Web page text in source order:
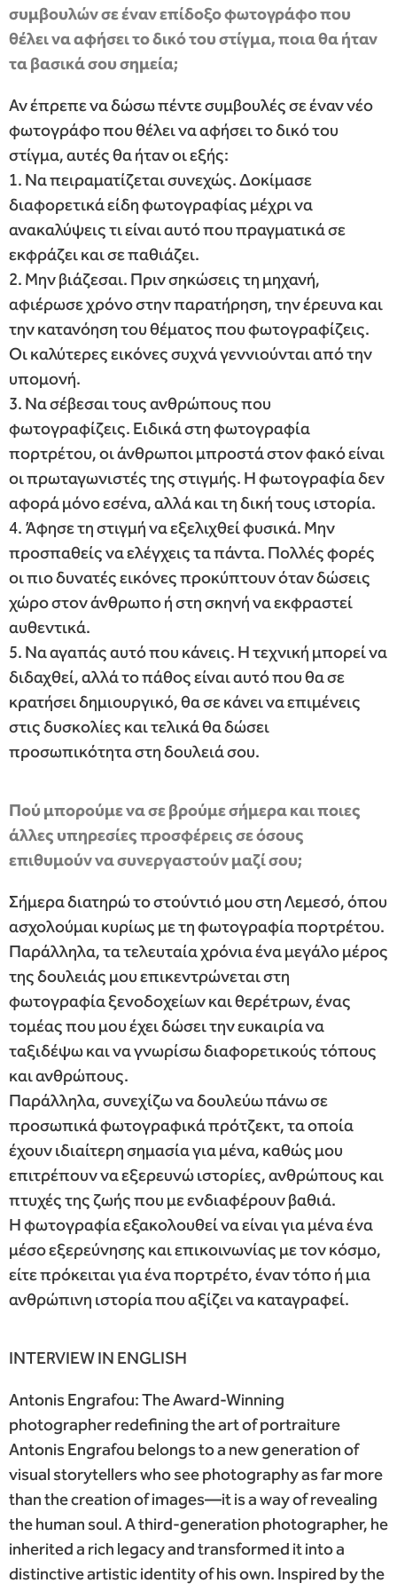
συμβουλών σε έναν επίδοξο φωτογράφο που
θέλει να αφήσει το δικό του στίγμα, ποια θα ήταν
τα βασικά σου σημεία;
Αν έπρεπε να δώσω πέντε συμβουλές σε έναν νέο
φωτογράφο που θέλει να αφήσει το δικό του
στίγμα, αυτές θα ήταν οι εξής:
1. Να πειραματίζεται συνεχώς. Δοκίμασε
διαφορετικά είδη φωτογραφίας μέχρι να
ανακαλύψεις τι είναι αυτό που πραγματικά σε
εκφράζει και σε παθιάζει.
2. Μην βιάζεσαι. Πριν σηκώσεις τη μηχανή,
αφιέρωσε χρόνο στην παρατήρηση, την έρευνα και
την κατανόηση του θέματος που φωτογραφίζεις.
Οι καλύτερες εικόνες συχνά γεννιούνται από την
υπομονή.
3. Να σέβεσαι τους ανθρώπους που
φωτογραφίζεις. Ειδικά στη φωτογραφία
πορτρέτου, οι άνθρωποι μπροστά στον φακό είναι
οι πρωταγωνιστές της στιγμής. Η φωτογραφία δεν
αφορά μόνο εσένα, αλλά και τη δική τους ιστορία.
4. Άφησε τη στιγμή να εξελιχθεί φυσικά. Μην
προσπαθείς να ελέγχεις τα πάντα. Πολλές φορές
οι πιο δυνατές εικόνες προκύπτουν όταν δώσεις
χώρο στον άνθρωπο ή στη σκηνή να εκφραστεί
αυθεντικά.
5. Να αγαπάς αυτό που κάνεις. Η τεχνική μπορεί να
διδαχθεί, αλλά το πάθος είναι αυτό που θα σε
κρατήσει δημιουργικό, θα σε κάνει να επιμένεις
στις δυσκολίες και τελικά θα δώσει
προσωπικότητα στη δουλειά σου.
Πού μπορούμε να σε βρούμε σήμερα και ποιες
άλλες υπηρεσίες προσφέρεις σε όσους
επιθυμούν να συνεργαστούν μαζί σου;
Σήμερα διατηρώ το στούντιό μου στη Λεμεσό, όπου
ασχολούμαι κυρίως με τη φωτογραφία πορτρέτου.
Παράλληλα, τα τελευταία χρόνια ένα μεγάλο μέρος
της δουλειάς μου επικεντρώνεται στη
φωτογραφία ξενοδοχείων και θερέτρων, ένας
τομέας που μου έχει δώσει την ευκαιρία να
ταξιδέψω και να γνωρίσω διαφορετικούς τόπους
και ανθρώπους.
Παράλληλα, συνεχίζω να δουλεύω πάνω σε
προσωπικά φωτογραφικά πρότζεκτ, τα οποία
έχουν ιδιαίτερη σημασία για μένα, καθώς μου
επιτρέπουν να εξερευνώ ιστορίες, ανθρώπους και
πτυχές της ζωής που με ενδιαφέρουν βαθιά.
Η φωτογραφία εξακολουθεί να είναι για μένα ένα
μέσο εξερεύνησης και επικοινωνίας με τον κόσμο,
είτε πρόκειται για ένα πορτρέτο, έναν τόπο ή μια
ανθρώπινη ιστορία που αξίζει να καταγραφεί.
INTERVIEW IN ENGLISH
Antonis Engrafou: The Award-Winning
photographer redefining the art of portraiture
Antonis Engrafou belongs to a new generation of
visual storytellers who see photography as far more
than the creation of images—it is a way of revealing
the human soul. A third-generation photographer, he
inherited a rich legacy and transformed it into a
distinctive artistic identity of his own. Inspired by the